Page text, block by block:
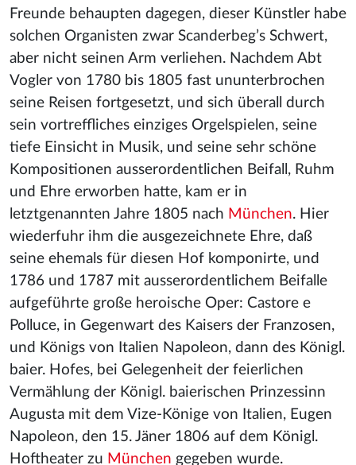
Freunde behaupten dagegen, dieser Künstler habe
solchen Organisten zwar Scanderbeg’s Schwert,
aber nicht seinen Arm verliehen. Nachdem Abt
Vogler von 1780 bis 1805 fast ununterbrochen
seine Reisen fortgesetzt, und sich überall durch
sein vortreffliches einziges Orgelspielen, seine
tiefe Einsicht in Musik, und seine sehr schöne
Kompositionen ausserordentlichen Beifall, Ruhm
und Ehre erworben hatte, kam er in
letztgenannten Jahre 1805 nach München. Hier
wiederfuhr ihm die ausgezeichnete Ehre, daß
seine ehemals für diesen Hof komponirte, und
1786 und 1787 mit ausserordentlichem Beifalle
aufgeführte große heroische Oper: Castore e
Polluce, in Gegenwart des Kaisers der Franzosen,
und Königs von Italien Napoleon, dann des Königl.
baier. Hofes, bei Gelegenheit der feierlichen
Vermählung der Königl. baierischen Prinzessinn
Augusta mit dem Vize-Könige von Italien, Eugen
Napoleon, den 15. Jäner 1806 auf dem Königl.
Hoftheater zu München gegeben wurde.